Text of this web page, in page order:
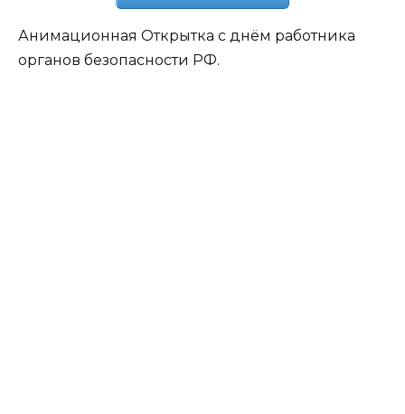
Анимационная Открытка с днём работника
органов безопасности РФ.